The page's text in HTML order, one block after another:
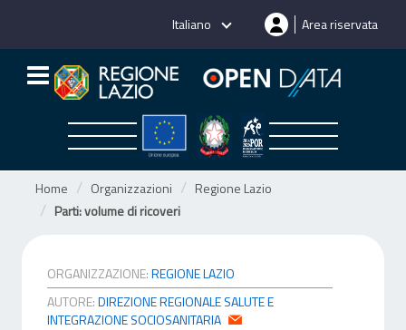
Italiano Area riservata
Home Organizzazioni
Regione Lazio
Parti: volume di ricoveri
ORGANIZZAZIONE:REGIONE LAZIO
AUTORE:DIREZIONE REGIONALE SALUTE E
INTEGRAZIONE SOCIOSANITARIA